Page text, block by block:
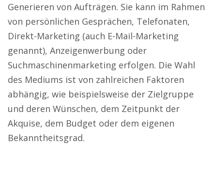
Generieren von Aufträgen. Sie kann im Rahmen
von persönlichen Gesprächen, Telefonaten,
Direkt-Marketing (auch E-Mail-Marketing
genannt), Anzeigenwerbung oder
Suchmaschinenmarketing erfolgen. Die Wahl
des Mediums ist von zahlreichen Faktoren
abhängig, wie beispielsweise der Zielgruppe
und deren Wünschen, dem Zeitpunkt der
Akquise, dem Budget oder dem eigenen
Bekanntheitsgrad.